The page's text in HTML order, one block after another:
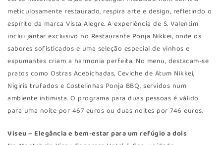
meticulosamente restaurado, respira arte e design, refletindo o
espírito da marca Vista Alegre. A experiência de S. Valentim
inclui jantar exclusivo no Restaurante Ponja Nikkei, onde os
sabores sofisticados e uma seleção especial de vinhos e
espumantes criam a harmonia perfeita. No menu, destacam-se
pratos como Ostras Acebichadas, Ceviche de Atum Nikkei,
Nigiris trufados e Costelinhas Ponja BBQ, servidos num
ambiente intimista. O programa para duas pessoas é válido
para uma noite por 467 euros ou duas noites por 746 euros.
Viseu – Elegância e bem-estar para um refúgio a dois